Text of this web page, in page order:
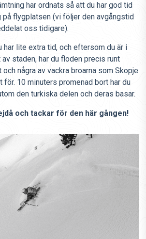
har ordnats så att du har god tid
på flygplatsen (vi följer den avgångstid
oss tidigare).
har lite extra tid, och eftersom du är i
av staden, har du floden precis runt
och några av vackra broarna som Skopje
för. 10 minuters promenad bort har du
den turkiska delen och deras basar.
och tackar för den här gången!